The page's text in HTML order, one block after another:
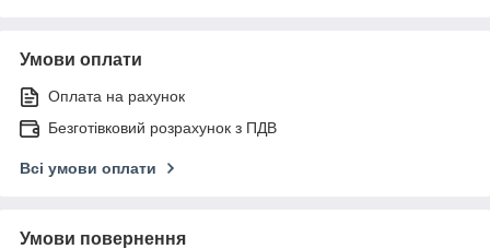
Умови оплати
Оплата на рахунок
Безготівковий розрахунок з ПДВ
Всі умови оплати
Умови повернення